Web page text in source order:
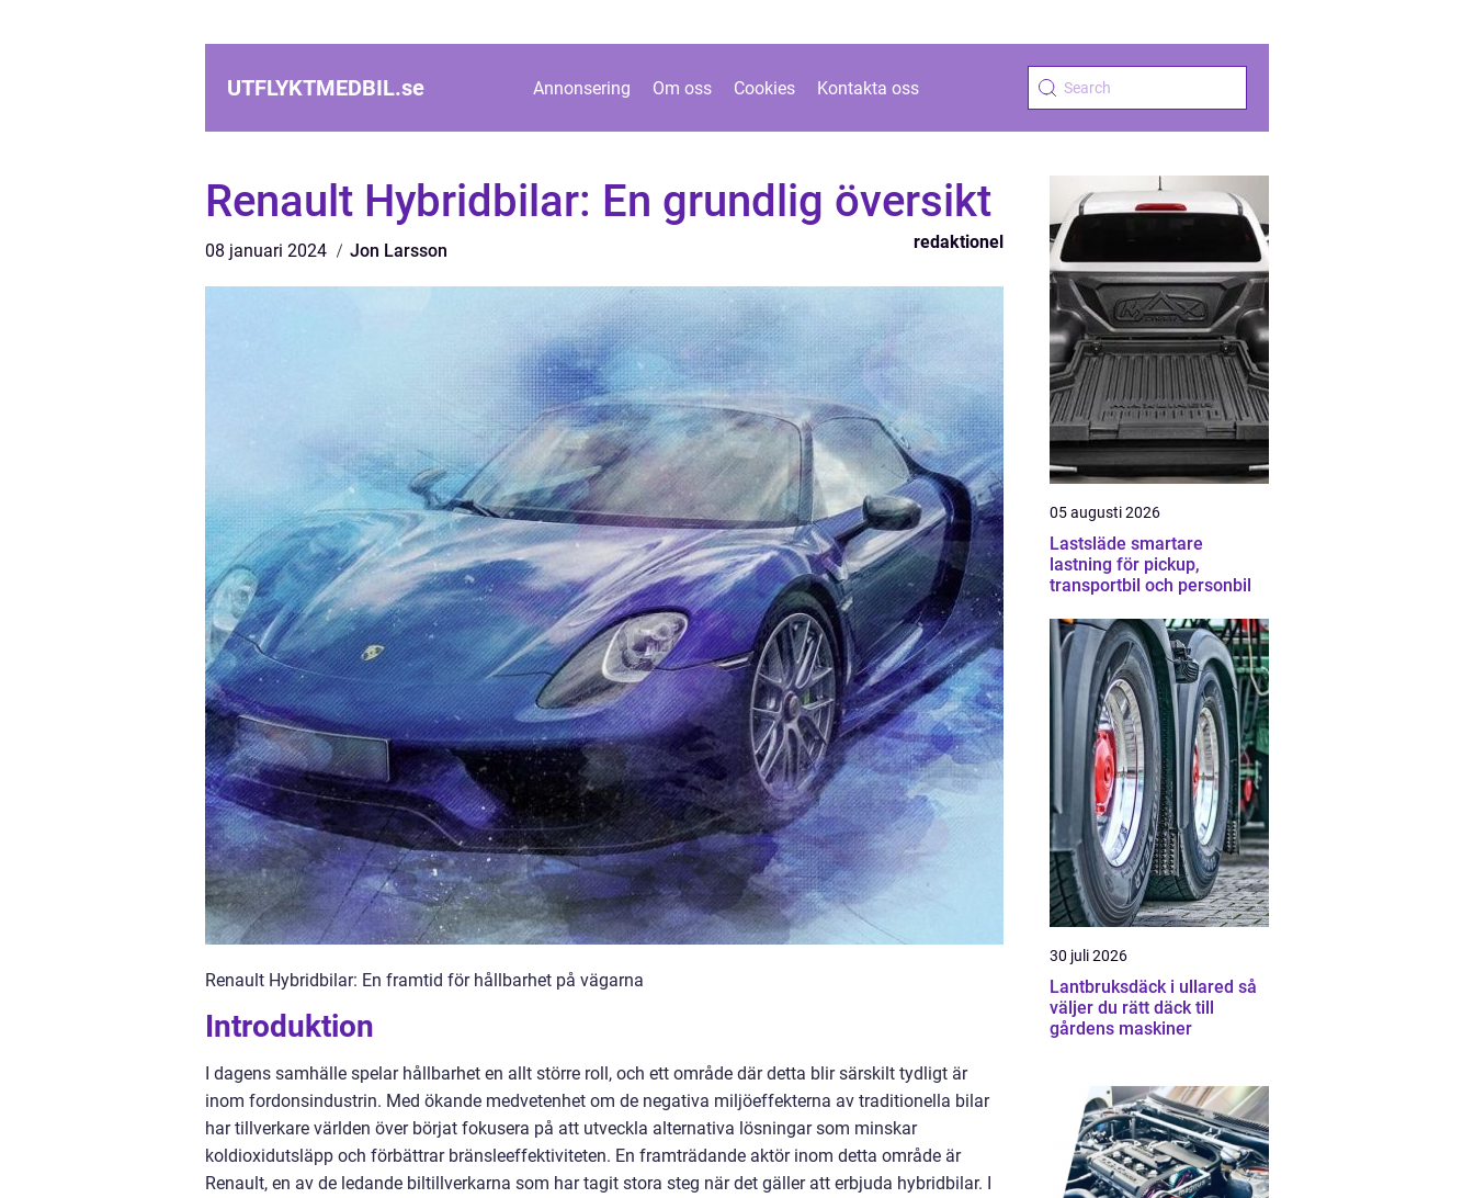
UTFLYKTMEDBIL.se Annonsering Om oss Cookies Kontakta oss
Renault Hybridbilar: En grundlig översikt
08 januari 2024 Jon Larsson redaktionel
Renault Hybridbilar: En framtid för hållbarhet på vägarna
Introduktion
I dagens samhälle spelar hållbarhet en allt större roll, och ett område där detta blir särskilt tydligt är
inom fordonsindustrin. Med ökande medvetenhet om de negativa miljöeffekterna av traditionella bilar
har tillverkare världen över börjat fokusera på att utveckla alternativa lösningar som minskar
koldioxidutsläpp och förbättrar bränsleeffektiviteten. En framträdande aktör inom detta område är
Renault, en av de ledande biltillverkarna som har tagit stora steg när det gäller att erbjuda hybridbilar. I
05 augusti 2026
Lastsläde smartare
lastning för pickup,
transportbil och personbil
30 juli 2026
Lantbruksdäck i ullared så
väljer du rätt däck till
gårdens maskiner